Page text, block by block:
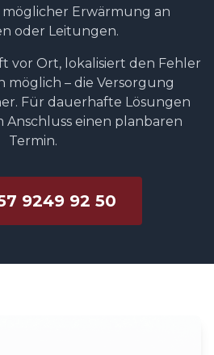
Erwärmung an
oder Leitungen.
vor Ort, lokalisiert den Fehler
möglich – die Versorgung
Für dauerhafte Lösungen
Anschluss einen planbaren
Termin.
9249 92 50